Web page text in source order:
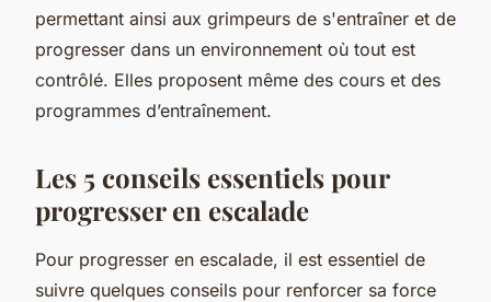
permettant ainsi aux grimpeurs de s'entraîner et de
progresser dans un environnement où tout est
contrôlé. Elles proposent même des cours et des
programmes d’entraînement.
Les 5 conseils essentiels pour
progresser en escalade
Pour progresser en escalade, il est essentiel de
suivre quelques conseils pour renforcer sa force